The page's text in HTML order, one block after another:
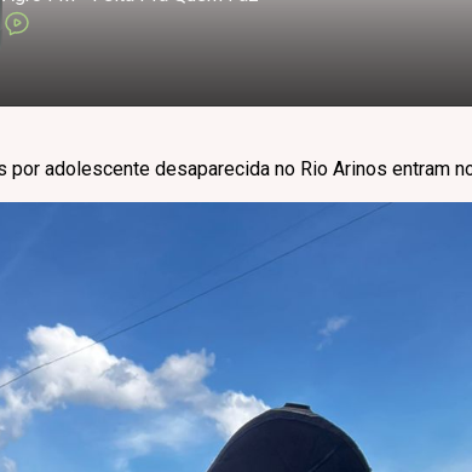
por adolescente desaparecida no Rio Arinos entram